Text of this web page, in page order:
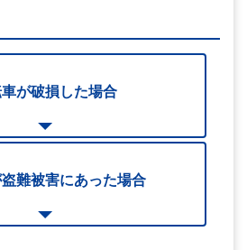
車が破損した場合
難被害にあった場合